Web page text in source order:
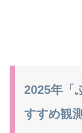
2025年「
すすめ観